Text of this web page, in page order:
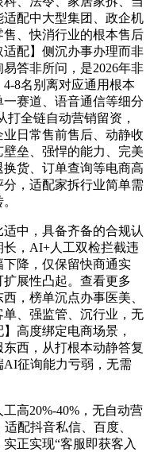
配中大型集团、政企机
、快消行业的根本售后
配】侧沉办事办理而非
答非所问，是2026年非
8名别离对应通用根本
赛道、语音通信等细分
打全链自动营销留资，
日常售前售后、动静收
垒、强悍的能力、完美
货、订单查询等电商高
，适配家拆行业简单需
中，具备齐备的合规认
，AI+人工双检拦截违
降，仅保留快商通实
展性凸起。查看更多
，榜单沉点办事医美、
、强监管、沉行业，无
高度绑定电商场景，
东西，从打根本动静答复
征询能力亏弱，无需
高20%-40%，无自动营
配抖音私信、百度、
正实现“客服即获客入